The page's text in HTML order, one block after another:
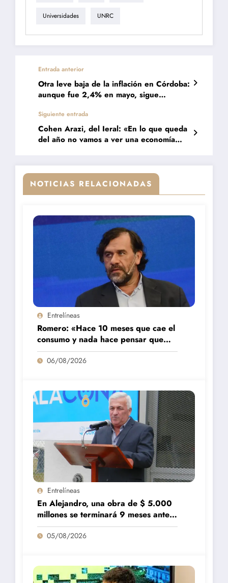
Universidades UNRC
Entrada anterior
Otra leve baja de la inflación en Córdoba:
aunque fue 2,4% en mayo, sigue
Siguiente entrada
Cohen Arazi, del Ieral: «En lo que queda
del año no vamos a ver una economía
NOTICIAS RELACIONADAS
Entrelíneas
Romero: «Hace 10 meses que cae el
consumo y nada hace pensar que
vaya a repuntar»
06/08/2026
Entrelíneas
En Alejandro, una obra de $ 5.000
millones se terminará 9 meses antes
de lo previsto
05/08/2026